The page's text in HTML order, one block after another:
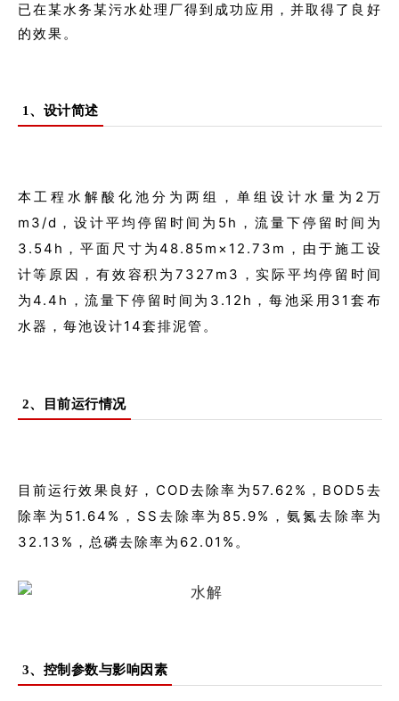
已在某水务某污水处理厂得到成功应用，并取得了良好
的效果。
1、设计简述
本工程水解酸化池分为两组，单组设计水量为2万
m3/d，设计平均停留时间为5h，流量下停留时间为
3.54h，平面尺寸为48.85m×12.73m，由于施工设
计等原因，有效容积为7327m3，实际平均停留时间
为4.4h，流量下停留时间为3.12h，每池采用31套布
水器，每池设计14套排泥管。
2、目前运行情况
目前运行效果良好，COD去除率为57.62%，BOD5去
除率为51.64%，SS去除率为85.9%，氨氮去除率为
32.13%，总磷去除率为62.01%。
3、控制参数与影响因素